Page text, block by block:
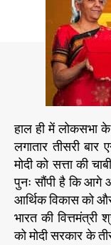
a
u
t
h
o
r
हाल ही में लोकसभा के
लगातार तीसरी बार
मोदी को सत्ता की
पुनः सौंपी है कि आगे
आर्थिक विकास को
भारत की वित्तमंत्री
को मोदी सरकार के